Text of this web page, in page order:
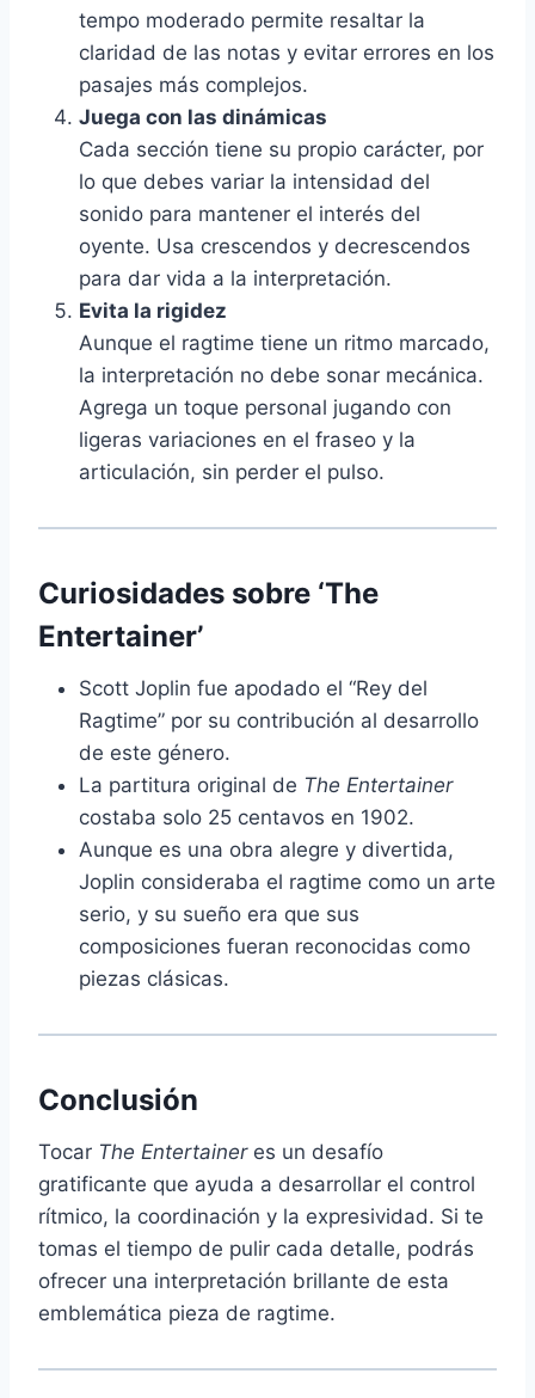
tempo moderado permite resaltar la
claridad de las notas y evitar errores en los
pasajes más complejos.
Juega con las dinámicas
Cada sección tiene su propio carácter, por
lo que debes variar la intensidad del
sonido para mantener el interés del
oyente. Usa crescendos y decrescendos
para dar vida a la interpretación.
Evita la rigidez
Aunque el ragtime tiene un ritmo marcado,
la interpretación no debe sonar mecánica.
Agrega un toque personal jugando con
ligeras variaciones en el fraseo y la
articulación, sin perder el pulso.
Curiosidades sobre ‘The
Entertainer’
Scott Joplin fue apodado el “Rey del
Ragtime” por su contribución al desarrollo
de este género.
La partitura original de The Entertainer
costaba solo 25 centavos en 1902.
Aunque es una obra alegre y divertida,
Joplin consideraba el ragtime como un arte
serio, y su sueño era que sus
composiciones fueran reconocidas como
piezas clásicas.
Conclusión
Tocar The Entertaineres un desafío
gratificante que ayuda a desarrollar el control
rítmico, la coordinación y la expresividad. Si te
tomas el tiempo de pulir cada detalle, podrás
ofrecer una interpretación brillante de esta
emblemática pieza de ragtime.